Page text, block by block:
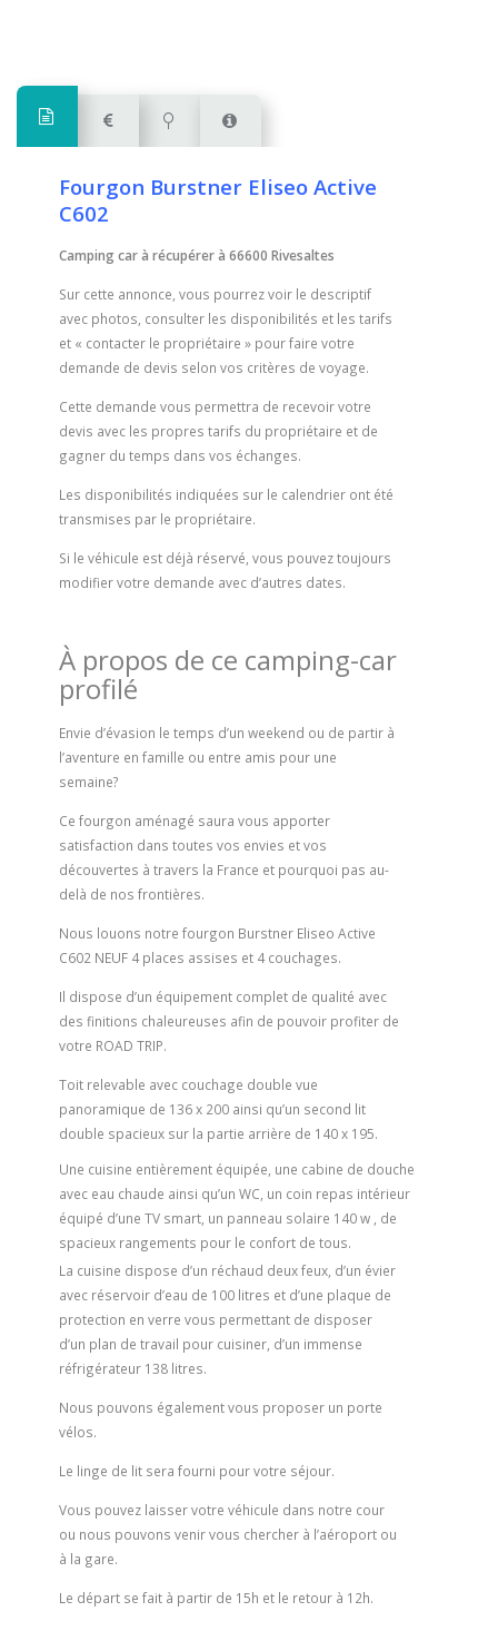
Fourgon Burstner Eliseo Active
C602
Camping car à récupérer à 66600 Rivesaltes
Sur cette annonce, vous pourrez voir le descriptif
avec photos, consulter les disponibilités et les tarifs
et « contacter le propriétaire » pour faire votre
demande de devis selon vos critères de voyage.
Cette demande vous permettra de recevoir votre
devis avec les propres tarifs du propriétaire et de
gagner du temps dans vos échanges.
Les disponibilités indiquées sur le calendrier ont été
transmises par le propriétaire.
Si le véhicule est déjà réservé, vous pouvez toujours
modifier votre demande avec d’autres dates.
À propos de ce camping-car
profilé
Envie d’évasion le temps d’un weekend ou de partir à
l’aventure en famille ou entre amis pour une
semaine?
Ce fourgon aménagé saura vous apporter
satisfaction dans toutes vos envies et vos
découvertes à travers la France et pourquoi pas au-
delà de nos frontières.
Nous louons notre fourgon Burstner Eliseo Active
C602 NEUF 4 places assises et 4 couchages.
Il dispose d’un équipement complet de qualité avec
des finitions chaleureuses afin de pouvoir profiter de
votre ROAD TRIP.
Toit relevable avec couchage double vue
panoramique de 136 x 200 ainsi qu’un second lit
double spacieux sur la partie arrière de 140 x 195.
Une cuisine entièrement équipée, une cabine de douche
avec eau chaude ainsi qu’un WC, un coin repas intérieur
équipé d’une TV smart, un panneau solaire 140 w , de
spacieux rangements pour le confort de tous.
La cuisine dispose d’un réchaud deux feux, d’un évier
avec réservoir d’eau de 100 litres et d’une plaque de
protection en verre vous permettant de disposer
d’un plan de travail pour cuisiner, d’un immense
réfrigérateur 138 litres.
Nous pouvons également vous proposer un porte
vélos.
Le linge de lit sera fourni pour votre séjour.
Vous pouvez laisser votre véhicule dans notre cour
ou nous pouvons venir vous chercher à l’aéroport ou
à la gare.
Le départ se fait à partir de 15h et le retour à 12h.